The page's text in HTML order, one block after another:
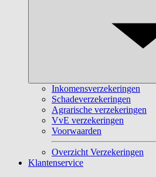
Inkomensverzekeringen
Schadeverzekeringen
Agrarische verzekeringen
VvE verzekeringen
Voorwaarden
Overzicht Verzekeringen
Klantenservice